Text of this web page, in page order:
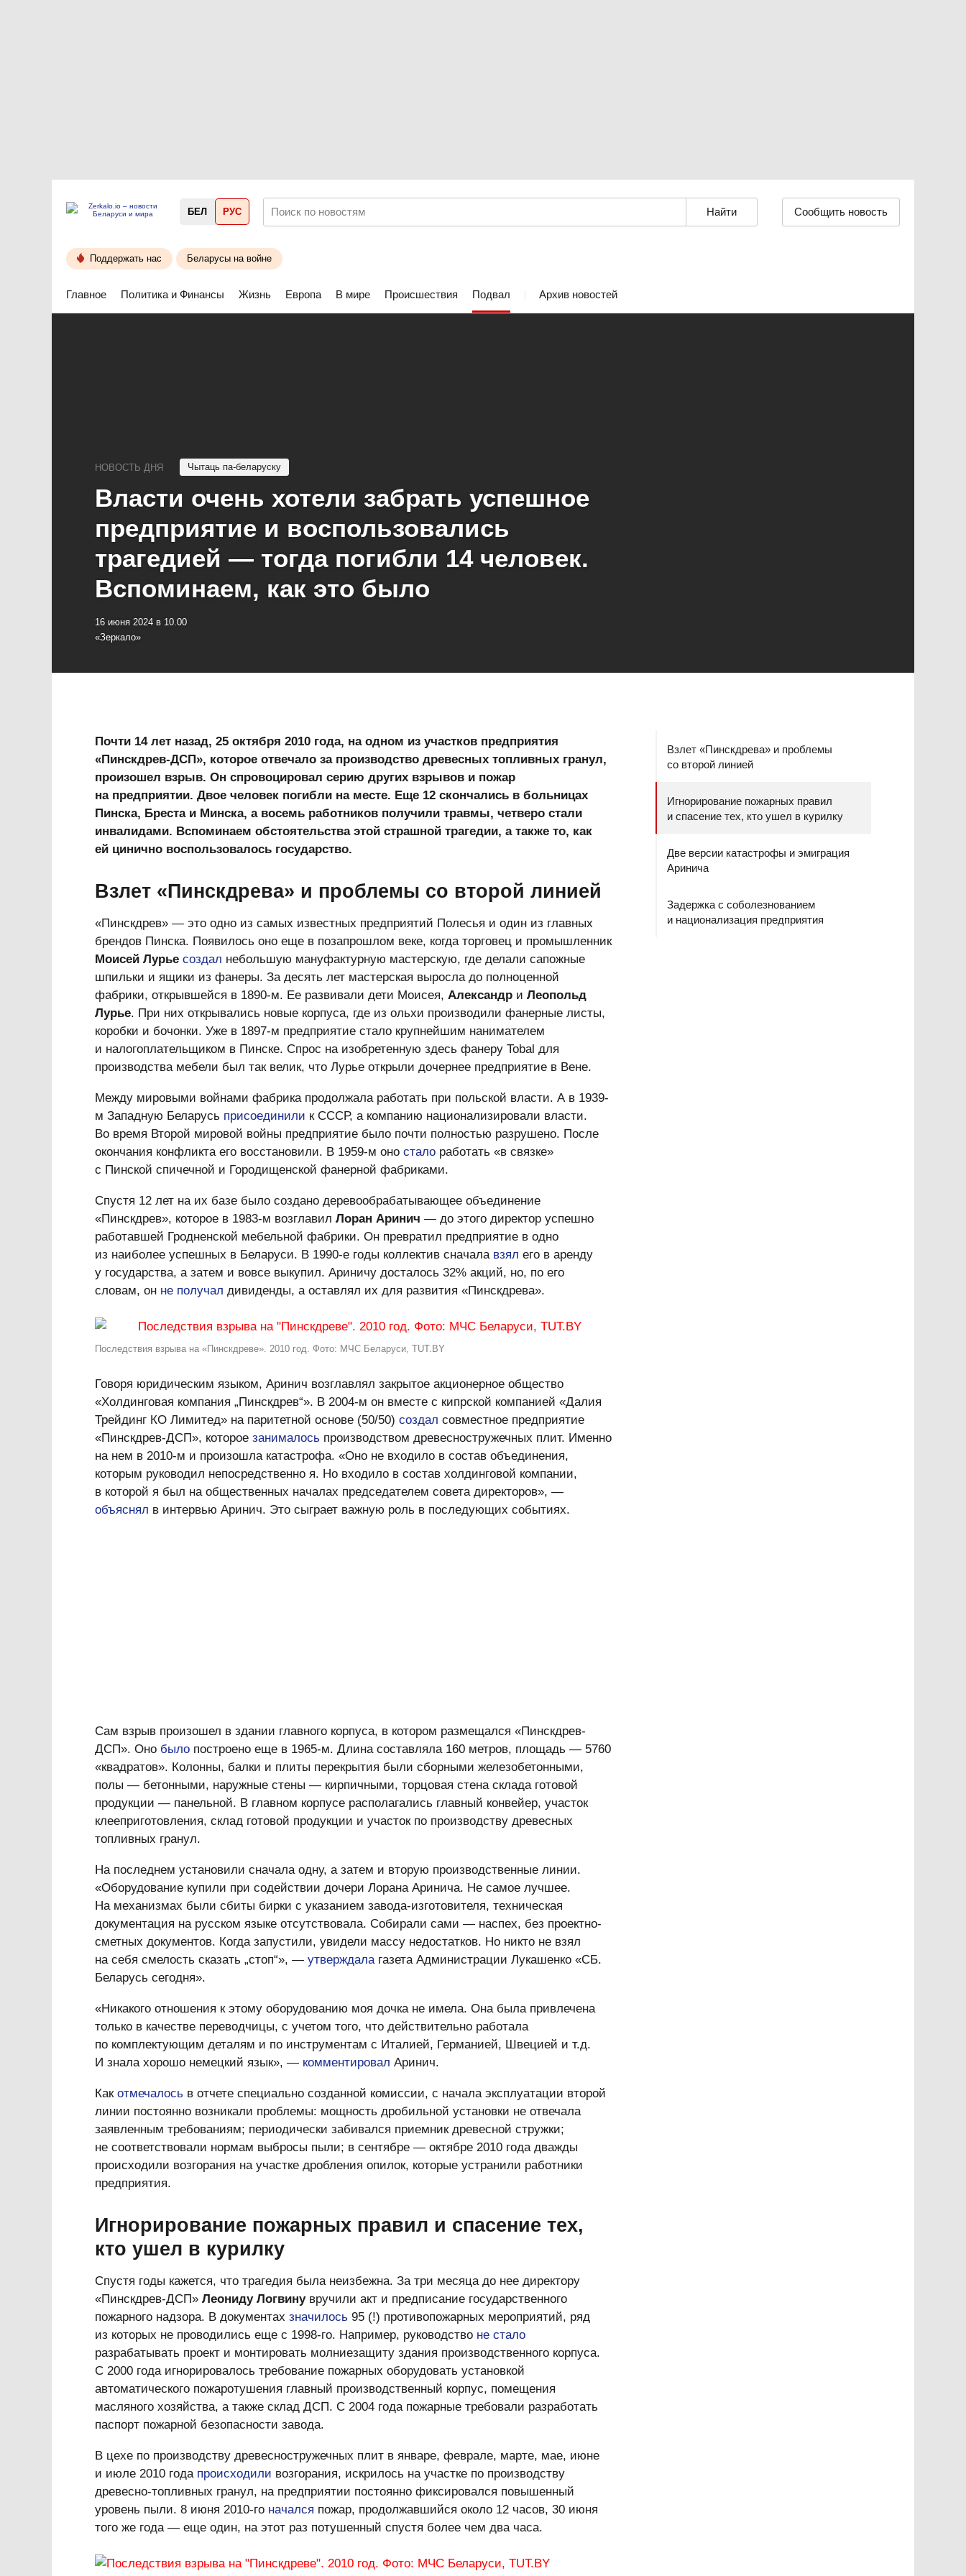
БЕЛ РУС Сообщить новость
Поддержать нас Беларусы на войне
Главное Политика и Финансы Жизнь Европа В мире Происшествия Подвал Архив новостей
НОВОСТЬ ДНЯ Чытаць па-беларуску
Власти очень хотели забрать успешное
предприятие и воспользовались
трагедией — тогда погибли 14 человек.
Вспоминаем, как это было
16 июня 2024 в 10.00
«Зеркало»
Взлет «Пинскдрева» и проблемы
со второй линией
Игнорирование пожарных правил
и спасение тех, кто ушел в курилку
Две версии катастрофы и эмиграция
Аринича
Задержка с соболезнованием
и национализация предприятия
Почти 14 лет назад, 25 октября 2010 года, на одном из участков предприятия
«Пинскдрев-ДСП», которое отвечало за производство древесных топливных гранул,
произошел взрыв. Он спровоцировал серию других взрывов и пожар
на предприятии. Двое человек погибли на месте. Еще 12 скончались в больницах
Пинска, Бреста и Минска, а восемь работников получили травмы, четверо стали
инвалидами. Вспоминаем обстоятельства этой страшной трагедии, а также то, как
ей цинично воспользовалось государство.
Взлет «Пинскдрева» и проблемы со второй линией
«Пинскдрев» — это одно из самых известных предприятий Полесья и один из главных
брендов Пинска. Появилось оно еще в позапрошлом веке, когда торговец и промышленник
Моисей Лурье создал небольшую мануфактурную мастерскую, где делали сапожные
шпильки и ящики из фанеры. За десять лет мастерская выросла до полноценной
фабрики, открывшейся в 1890-м. Ее развивали дети Моисея, Александр и Леопольд
Лурье. При них открывались новые корпуса, где из ольхи производили фанерные листы,
коробки и бочонки. Уже в 1897-м предприятие стало крупнейшим нанимателем
и налогоплательщиком в Пинске. Спрос на изобретенную здесь фанеру Tobal для
производства мебели был так велик, что Лурье открыли дочернее предприятие в Вене.
Между мировыми войнами фабрика продолжала работать при польской власти. А в 1939-
м Западную Беларусь присоединили к СССР, а компанию национализировали власти.
Во время Второй мировой войны предприятие было почти полностью разрушено. После
окончания конфликта его восстановили. В 1959-м оно стало работать «в связке»
с Пинской спичечной и Городищенской фанерной фабриками.
Спустя 12 лет на их базе было создано деревообрабатывающее объединение
«Пинскдрев», которое в 1983-м возглавил Лоран Аринич — до этого директор успешно
работавшей Гродненской мебельной фабрики. Он превратил предприятие в одно
из наиболее успешных в Беларуси. В 1990-е годы коллектив сначала взял его в аренду
у государства, а затем и вовсе выкупил. Ариничу досталось 32% акций, но, по его
словам, он не получал дивиденды, а оставлял их для развития «Пинскдрева».
Последствия взрыва на «Пинскдреве». 2010 год. Фото: МЧС Беларуси, TUT.BY
Говоря юридическим языком, Аринич возглавлял закрытое акционерное общество
«Холдинговая компания „Пинскдрев“». В 2004-м он вместе с кипрской компанией «Далия
Трейдинг КО Лимитед» на паритетной основе (50/50) создал совместное предприятие
«Пинскдрев-ДСП», которое занималось производством древесностружечных плит. Именно
на нем в 2010-м и произошла катастрофа. «Оно не входило в состав объединения,
которым руководил непосредственно я. Но входило в состав холдинговой компании,
в которой я был на общественных началах председателем совета директоров», —
объяснял в интервью Аринич. Это сыграет важную роль в последующих событиях.
Сам взрыв произошел в здании главного корпуса, в котором размещался «Пинскдрев-
ДСП». Оно было построено еще в 1965-м. Длина составляла 160 метров, площадь — 5760
«квадратов». Колонны, балки и плиты перекрытия были сборными железобетонными,
полы — бетонными, наружные стены — кирпичными, торцовая стена склада готовой
продукции — панельной. В главном корпусе располагались главный конвейер, участок
клееприготовления, склад готовой продукции и участок по производству древесных
топливных гранул.
На последнем установили сначала одну, а затем и вторую производственные линии.
«Оборудование купили при содействии дочери Лорана Аринича. Не самое лучшее.
На механизмах были сбиты бирки с указанием завода-изготовителя, техническая
документация на русском языке отсутствовала. Собирали сами — наспех, без проектно-
сметных документов. Когда запустили, увидели массу недостатков. Но никто не взял
на себя смелость сказать „стоп“», — утверждалагазета Администрации Лукашенко «СБ.
Беларусь сегодня».
«Никакого отношения к этому оборудованию моя дочка не имела. Она была привлечена
только в качестве переводчицы, с учетом того, что действительно работала
по комплектующим деталям и по инструментам с Италией, Германией, Швецией и т.д.
И знала хорошо немецкий язык», — комментировал Аринич.
Как отмечалось в отчете специально созданной комиссии, с начала эксплуатации второй
линии постоянно возникали проблемы: мощность дробильной установки не отвечала
заявленным требованиям; периодически забивался приемник древесной стружки;
не соответствовали нормам выбросы пыли; в сентябре — октябре 2010 года дважды
происходили возгорания на участке дробления опилок, которые устранили работники
предприятия.
Игнорирование пожарных правил и спасение тех,
кто ушел в курилку
Спустя годы кажется, что трагедия была неизбежна. За три месяца до нее директору
«Пинскдрев-ДСП» Леониду Логвинувручили акт и предписание государственного
пожарного надзора. В документах значилось 95 (!) противопожарных мероприятий, ряд
из которых не проводились еще с 1998-го. Например, руководство не стало
разрабатывать проект и монтировать молниезащиту здания производственного корпуса.
С 2000 года игнорировалось требование пожарных оборудовать установкой
автоматического пожаротушения главный производственный корпус, помещения
масляного хозяйства, а также склад ДСП. С 2004 года пожарные требовали разработать
паспорт пожарной безопасности завода.
В цехе по производству древесностружечных плит в январе, феврале, марте, мае, июне
и июле 2010 года происходили возгорания, искрилось на участке по производству
древесно-топливных гранул, на предприятии постоянно фиксировался повышенный
уровень пыли. 8 июня 2010-го начался пожар, продолжавшийся около 12 часов, 30 июня
того же года — еще один, на этот раз потушенный спустя более чем два часа.